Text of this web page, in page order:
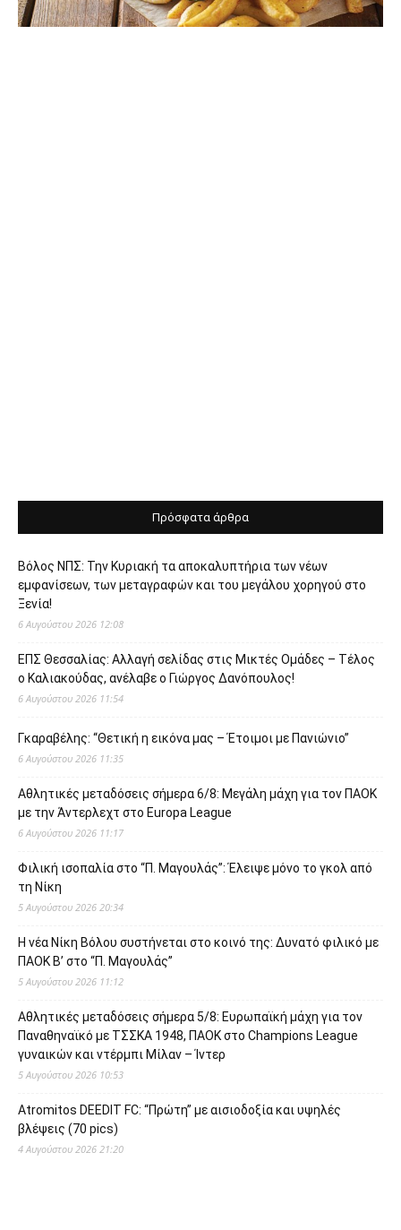
Πρόσφατα άρθρα
Βόλος ΝΠΣ: Την Κυριακή τα αποκαλυπτήρια των νέων
εμφανίσεων, των μεταγραφών και του μεγάλου χορηγού στο
Ξενία!
6 Αυγούστου 2026 12:08
ΕΠΣ Θεσσαλίας: Αλλαγή σελίδας στις Μικτές Ομάδες – Τέλος
ο Καλιακούδας, ανέλαβε ο Γιώργος Δανόπουλος!
6 Αυγούστου 2026 11:54
Γκαραβέλης: “Θετική η εικόνα μας – Έτοιμοι με Πανιώνιο”
6 Αυγούστου 2026 11:35
Αθλητικές μεταδόσεις σήμερα 6/8: Μεγάλη μάχη για τον ΠΑΟΚ
με την Άντερλεχτ στο Europa League
6 Αυγούστου 2026 11:17
Φιλική ισοπαλία στο “Π. Μαγουλάς”: Έλειψε μόνο το γκολ από
τη Νίκη
5 Αυγούστου 2026 20:34
Η νέα Νίκη Βόλου συστήνεται στο κοινό της: Δυνατό φιλικό με
ΠΑΟΚ Β’ στο “Π. Μαγουλάς”
5 Αυγούστου 2026 11:12
Αθλητικές μεταδόσεις σήμερα 5/8: Ευρωπαϊκή μάχη για τον
Παναθηναϊκό με ΤΣΣΚΑ 1948, ΠΑΟΚ στο Champions League
γυναικών και ντέρμπι Μίλαν – Ίντερ
5 Αυγούστου 2026 10:53
Atromitos DEEDIT FC: “Πρώτη” με αισιοδοξία και υψηλές
βλέψεις (70 pics)
4 Αυγούστου 2026 21:20